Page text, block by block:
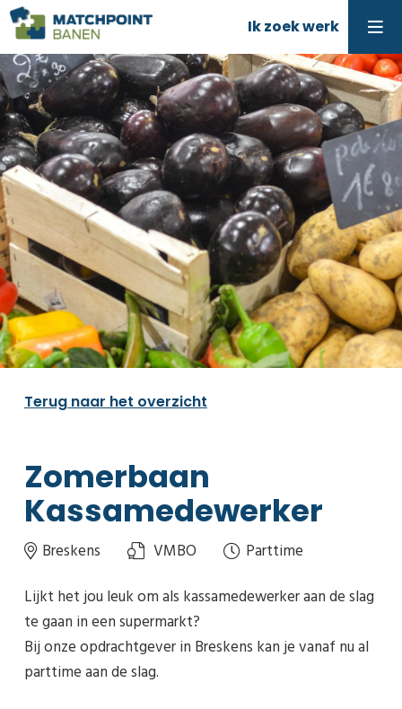
Ik zoek werk
Terug naar het overzicht
Zomerbaan
Kassamedewerker
Breskens VMBO
Parttime
Lijkt het jou leuk om als kassamedewerker aan de slag
te gaan in een supermarkt?
Bij onze opdrachtgever in Breskens kan je vanaf nu al
parttime aan de slag.